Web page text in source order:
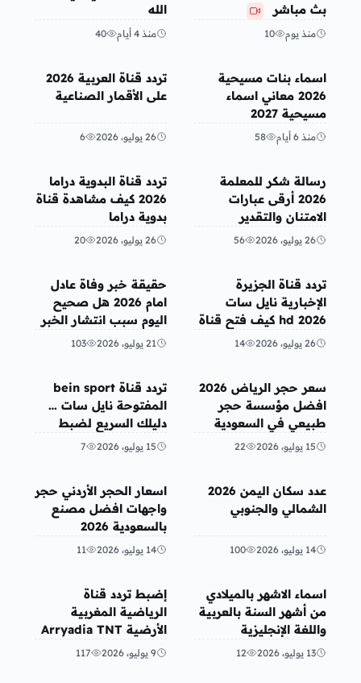
بث مباشر
منذ يوم 10
الله
منذ 4 أيام 40
اسماء بنات مسيحية
2026 معاني اسماء
مسيحية 2027
منذ 6 أيام 58
عربي ودولي
تردد قناة العربية 2026
على الأقمار الصناعية
26 يوليو، 2026 6
منوعات
رسالة شكر للمعلمة
2026 أرقى عبارات
الامتنان والتقدير
26 يوليو، 2026 56
منوعات
تردد قناة البدوية دراما
2026 كيف مشاهدة قناة
بدوية دراما
26 يوليو، 2026 20
منوعات
تردد قناة الجزيرة
الإخبارية نايل سات
2026 hd كيف فتح قناة
الجزيرة على الجوال بث
26 يوليو، 2026 14
الفن
حقيقة خبر وفاة عادل
امام 2026 هل صحيح
اليوم سبب انتشار الخبر
كم عمر عادل امام
21 يوليو، 2026 103
سعر حجر الرياض 2026
افضل مؤسسة حجر
طبيعي في السعودية
شركة حجر الدار
15 يوليو، 2026 22
منوعات
تردد قناة bein sport
المفتوحة نايل سات …
دليلك السريع لضبط
الشبكة الرياضية الأشهر
15 يوليو، 2026 7
عدد سكان اليمن 2026
الشمالي والجنوبي
14 يوليو، 2026 100
اسعار الحجر الأردني حجر
واجهات افضل مصنع
بالسعودية 2026
14 يوليو، 2026 11
اسماء الاشهر بالميلادي
من أشهر السنة بالعربية
واللغة الإنجليزية
13 يوليو، 2026 12
إضبط تردد قناة
الرياضية المغربية
الأرضية Arryadia TNT
9 يوليو، 2026 117